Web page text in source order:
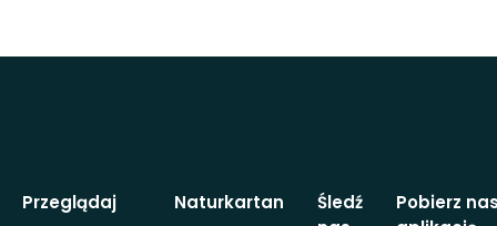
Przeglądaj
Naturkartan
Śledź
Pobierz